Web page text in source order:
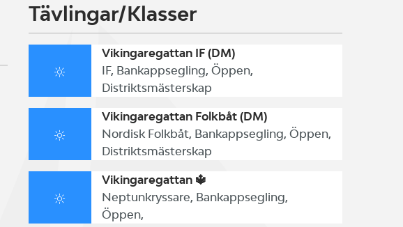
Tävlingar/Klasser
Vikingaregattan IF (DM)
IF, Bankappsegling, Öppen,
Distriktsmästerskap
Vikingaregattan Folkbåt (DM)
Nordisk Folkbåt, Bankappsegling, Öppen,
Distriktsmästerskap
Vikingaregattan 🔱
Neptunkryssare, Bankappsegling,
Öppen,